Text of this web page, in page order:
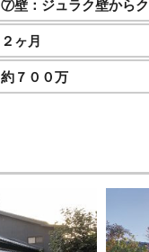
⑦壁：ジュラク壁から
２ヶ月
約７００万